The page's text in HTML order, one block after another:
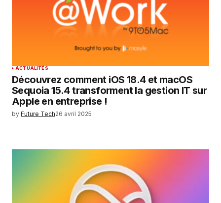
Enregistrer mon nom, mon e-mail et mon
site dans le navigateur pour mon prochain
commentaire.
SUBMIT COMMENT
ACTUALITÉS
Découvrez comment iOS 18.4 et macOS
Sequoia 15.4 transforment la gestion IT sur
Apple en entreprise !
by Future Tech26 avril 2025